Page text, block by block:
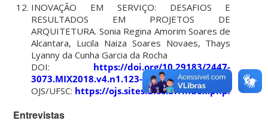
INOVAÇÃO EM SERVIÇO: DESAFIOS E
RESULTADOS EM PROJETOS DE
ARQUITETURA. Sonia Regina Amorim Soares de
Alcantara, Lucila Naiza Soares Novaes, Thays
Lyanny da Cunha Garcia da Rocha
DOI: https://doi.org/10.29183/2447-
3073.MIX2018.v4.n1.123-132
OJS/UFSC: https://ojs.sites.ufsc.br/index.php/
Entrevistas